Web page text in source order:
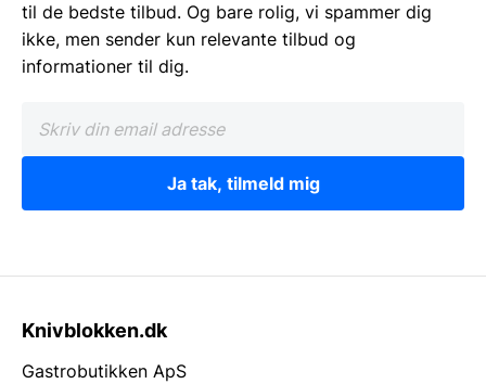
til de bedste tilbud. Og bare rolig, vi spammer dig
ikke, men sender kun relevante tilbud og
informationer til dig.
Ja tak, tilmeld mig
Knivblokken.dk
Gastrobutikken ApS